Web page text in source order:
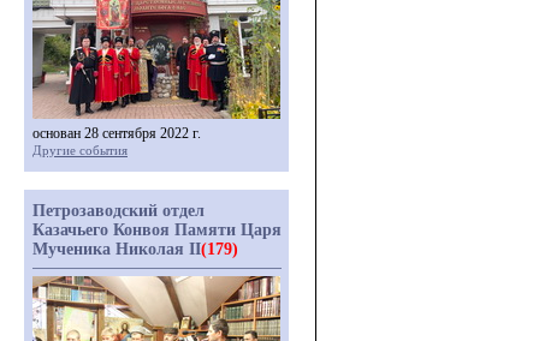
основан 28 сентября 2022 г.
Другие события
Петрозаводский отдел
Казачьего Конвоя Памяти Царя
Мученика Николая II(179)